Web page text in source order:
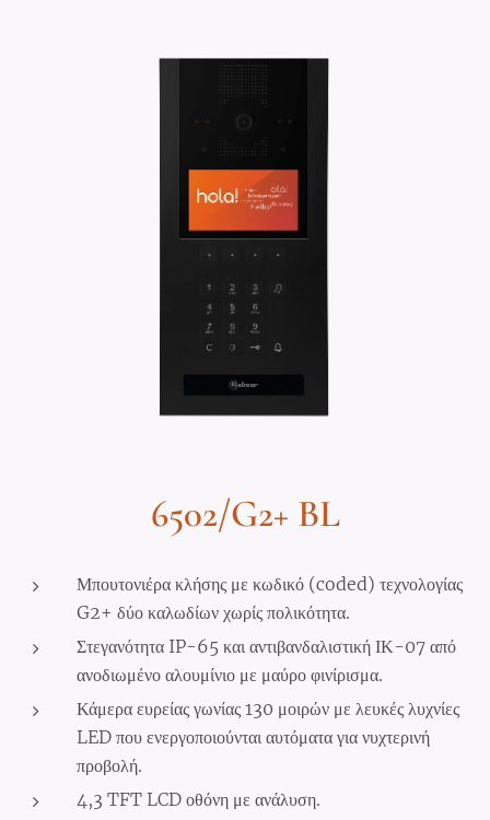
6502/G2+ BL
Μπουτονιέρα κλήσης με κωδικό (coded) τεχνολογίας
G2+ δύο καλωδίων χωρίς πολικότητα.
Στεγανότητα IP-65 και αντιβανδαλιστική ΙΚ-07 από
ανοδιωμένο αλουμίνιο με μαύρο φινίρισμα.
Κάμερα ευρείας γωνίας 130 μοιρών με λευκές λυχνίες
LED που ενεργοποιούνται αυτόματα για νυχτερινή
προβολή.
4,3 TFT LCD οθόνη με ανάλυση.